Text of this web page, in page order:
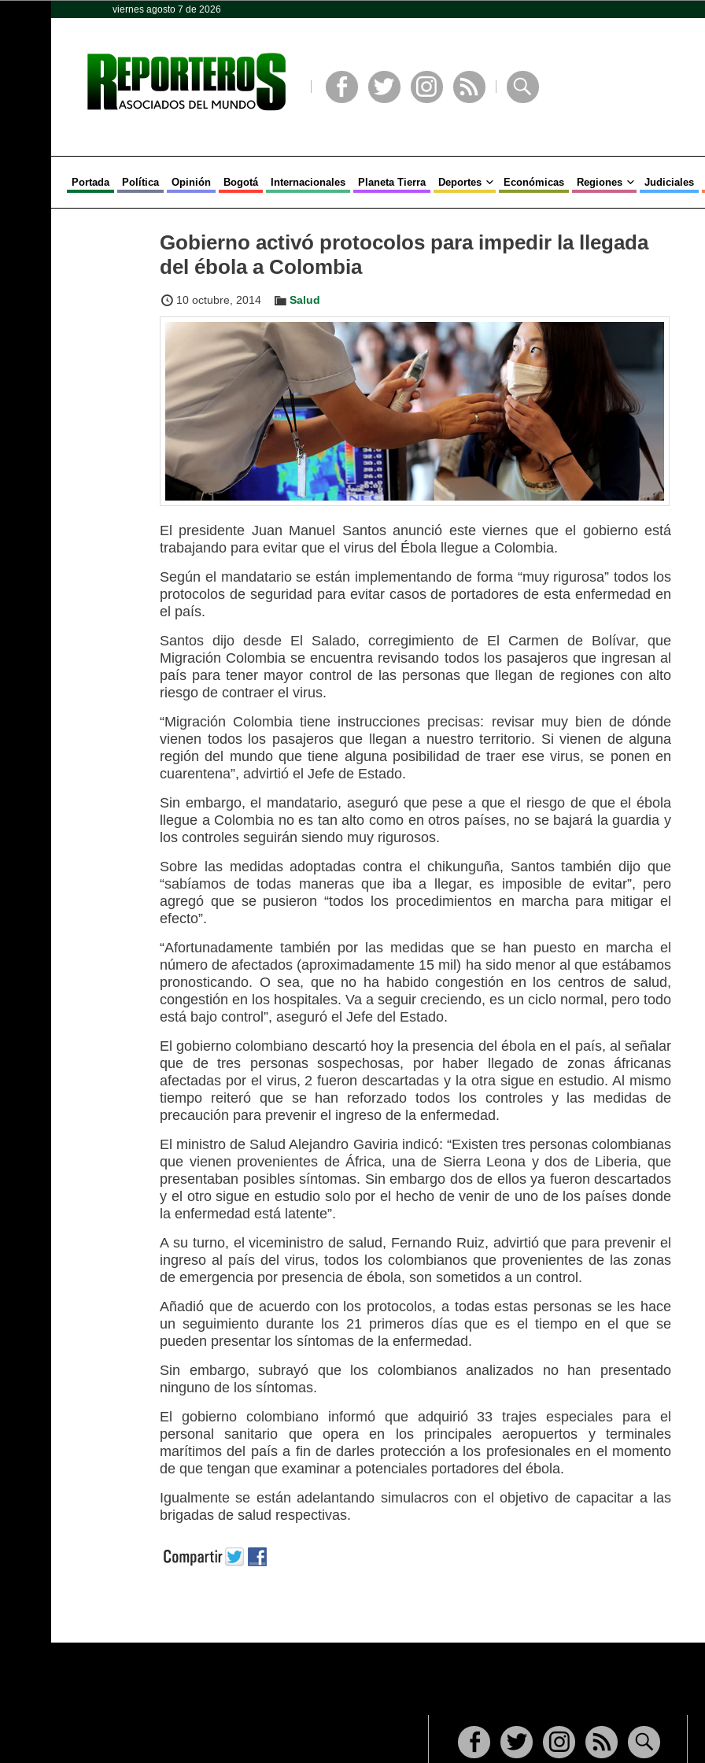
viernes agosto 7 de 2026
Portada Política Opinión Bogotá Internacionales Planeta Tierra Deportes Económicas Regiones Judiciales
Gobierno activó protocolos para impedir la llegada
del ébola a Colombia
10 octubre, 2014 Salud
El presidente Juan Manuel Santos anunció este viernes que el gobierno está
trabajando para evitar que el virus del Ébola llegue a Colombia.
Según el mandatario se están implementando de forma “muy rigurosa” todos los
protocolos de seguridad para evitar casos de portadores de esta enfermedad en
el país.
Santos dijo desde El Salado, corregimiento de El Carmen de Bolívar, que
Migración Colombia se encuentra revisando todos los pasajeros que ingresan al
país para tener mayor control de las personas que llegan de regiones con alto
riesgo de contraer el virus.
“Migración Colombia tiene instrucciones precisas: revisar muy bien de dónde
vienen todos los pasajeros que llegan a nuestro territorio. Si vienen de alguna
región del mundo que tiene alguna posibilidad de traer ese virus, se ponen en
cuarentena”, advirtió el Jefe de Estado.
Sin embargo, el mandatario, aseguró que pese a que el riesgo de que el ébola
llegue a Colombia no es tan alto como en otros países, no se bajará la guardia y
los controles seguirán siendo muy rigurosos.
Sobre las medidas adoptadas contra el chikunguña, Santos también dijo que
“sabíamos de todas maneras que iba a llegar, es imposible de evitar”, pero
agregó que se pusieron “todos los procedimientos en marcha para mitigar el
efecto”.
“Afortunadamente también por las medidas que se han puesto en marcha el
número de afectados (aproximadamente 15 mil) ha sido menor al que estábamos
pronosticando. O sea, que no ha habido congestión en los centros de salud,
congestión en los hospitales. Va a seguir creciendo, es un ciclo normal, pero todo
está bajo control”, aseguró el Jefe del Estado.
El gobierno colombiano descartó hoy la presencia del ébola en el país, al señalar
que de tres personas sospechosas, por haber llegado de zonas áfricanas
afectadas por el virus, 2 fueron descartadas y la otra sigue en estudio. Al mismo
tiempo reiteró que se han reforzado todos los controles y las medidas de
precaución para prevenir el ingreso de la enfermedad.
El ministro de Salud Alejandro Gaviria indicó: “Existen tres personas colombianas
que vienen provenientes de África, una de Sierra Leona y dos de Liberia, que
presentaban posibles síntomas. Sin embargo dos de ellos ya fueron descartados
y el otro sigue en estudio solo por el hecho de venir de uno de los países donde
la enfermedad está latente”.
A su turno, el viceministro de salud, Fernando Ruiz, advirtió que para prevenir el
ingreso al país del virus, todos los colombianos que provenientes de las zonas
de emergencia por presencia de ébola, son sometidos a un control.
Añadió que de acuerdo con los protocolos, a todas estas personas se les hace
un seguimiento durante los 21 primeros días que es el tiempo en el que se
pueden presentar los síntomas de la enfermedad.
Sin embargo, subrayó que los colombianos analizados no han presentado
ninguno de los síntomas.
El gobierno colombiano informó que adquirió 33 trajes especiales para el
personal sanitario que opera en los principales aeropuertos y terminales
marítimos del país a fin de darles protección a los profesionales en el momento
de que tengan que examinar a potenciales portadores del ébola.
Igualmente se están adelantando simulacros con el objetivo de capacitar a las
brigadas de salud respectivas.
Opinión Política